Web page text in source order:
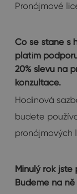
Pronájmové
Co se stane s
platím
20% slevu na
konzultace.
Hodinová
budete
pronájmových
Minulý rok
Budeme na